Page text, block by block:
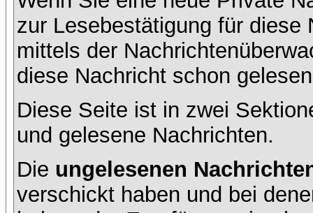
zur Lesebestätigung für diese
mittels der
diese Nachricht schon
Diese Seite ist in zwei
und gelesene Nachrichten.
Die ungelesenen
verschickt haben und bei